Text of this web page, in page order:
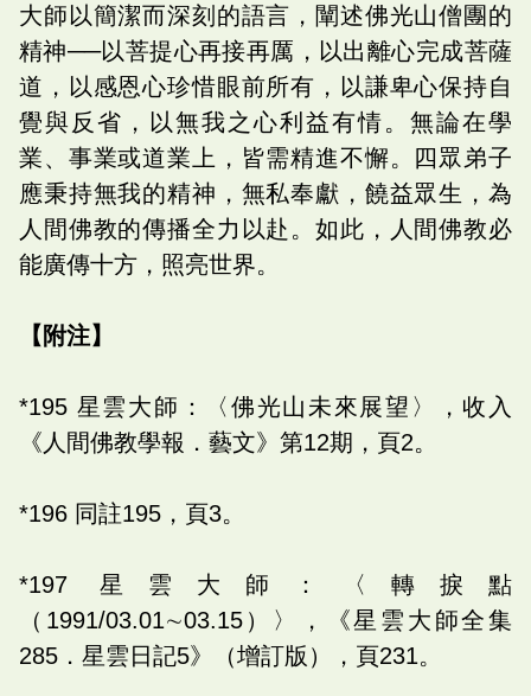
大師以簡潔而深刻的語言，闡述佛光山僧團的
精神──以菩提心再接再厲，以出離心完成菩薩
道，以感恩心珍惜眼前所有，以謙卑心保持自
覺與反省，以無我之心利益有情。無論在學
業、事業或道業上，皆需精進不懈。四眾弟子
應秉持無我的精神，無私奉獻，饒益眾生，為
人間佛教的傳播全力以赴。如此，人間佛教必
能廣傳十方，照亮世界。
【附注】
*195 星雲大師：〈佛光山未來展望〉，收入
《人間佛教學報．藝文》第12期，頁2。
*196 同註195，頁3。
*197 星雲大師：〈轉捩點
（1991/03.01∼03.15）〉，《星雲大師全集
285．星雲日記5》（增訂版），頁231。